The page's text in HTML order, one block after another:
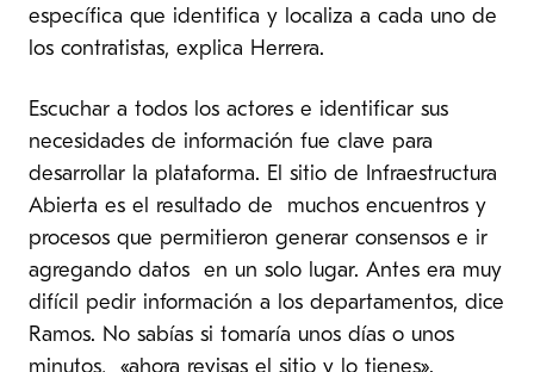
específica que identifica y localiza a cada uno de
los contratistas, explica Herrera.
Escuchar a todos los actores e identificar sus
necesidades de información fue clave para
desarrollar la plataforma. El sitio de Infraestructura
Abierta es el resultado de muchos encuentros y
procesos que permitieron generar consensos e ir
agregando datos en un solo lugar. Antes era muy
difícil pedir información a los departamentos, dice
Ramos. No sabías si tomaría unos días o unos
minutos, «ahora revisas el sitio y lo tienes».